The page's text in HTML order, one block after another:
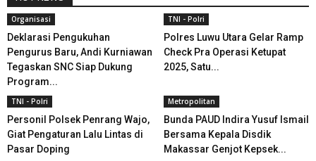
Organisasi
Deklarasi Pengukuhan
Pengurus Baru, Andi Kurniawan
Tegaskan SNC Siap Dukung
Program...
TNI - Polri
Polres Luwu Utara Gelar Ramp
Check Pra Operasi Ketupat
2025, Satu...
TNI - Polri
Personil Polsek Penrang Wajo,
Giat Pengaturan Lalu Lintas di
Pasar Doping
Metropolitan
Bunda PAUD Indira Yusuf Ismail
Bersama Kepala Disdik
Makassar Genjot Kepsek...